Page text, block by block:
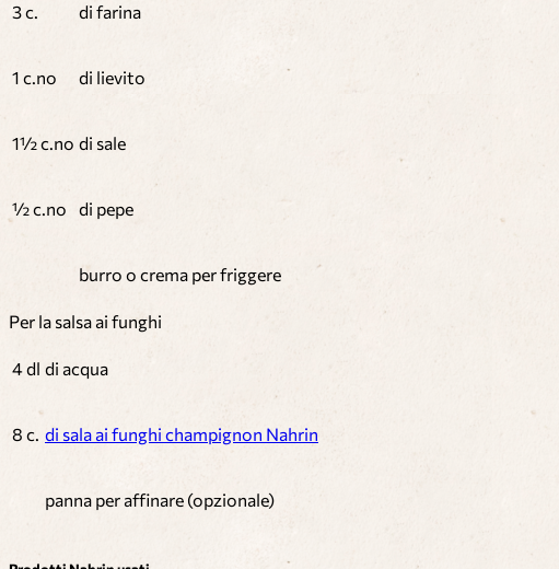
3 c. di farina
1 c.no di lievito
1½ c.no di sale
½ c.no di pepe
burro o crema per friggere
Per la salsa ai funghi
4 dl di acqua
8 c. di sala ai funghi champignon Nahrin
panna per affinare (opzionale)